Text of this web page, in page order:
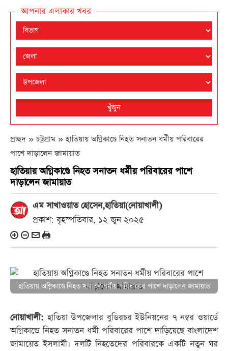
আপনার এলাকার খবর
খুঁজুন
প্রচ্ছদ » চট্রগ্রাম »হাতিয়ায় অগ্নিকাণ্ডে নিহত সনাতন ধর্মীয় পরিবারের
পাশে দাড়ালেন জামায়াত
হাতিয়ায় অগ্নিকাণ্ডে নিহত সনাতন ধর্মীয় পরিবারের পাশে
দাড়ালেন জামায়াত
এম সাখাওয়াত হোসেন,হাতিয়া(নোয়াখালী)
প্রকাশ: বৃহস্পতিবার, ১২ জুন ২০২৫
হাতিয়ায় অগ্নিকাণ্ডে নিহত সনাতন ধর্মীয় পরিবারের পাশে দাড়ালেন জামায়াত
নোয়াখালী: হাতিয়া উপজেলার বুডিরচর ইউনিয়নের ৭ নম্বর ওয়ার্ডে
অগ্নিকান্ডে নিহত সনাতন ধর্মী পরিবারের পাশে দাড়িয়েছে বাংলাদেশ
জামায়েত ইসলামী। দলটি নিহতেদের পরিবারকে একটি নতুন ঘর